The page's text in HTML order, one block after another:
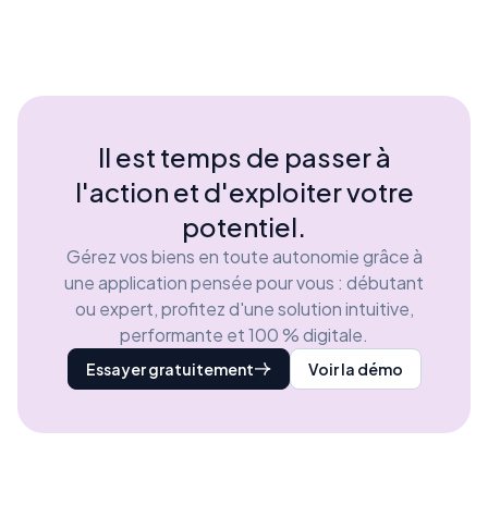
Il est temps de passer à
l'action et d'exploiter votre
potentiel.
Gérez vos biens en toute autonomie grâce à
une application pensée pour vous : débutant
ou expert, profitez d'une solution intuitive,
performante et 100 % digitale.
Essayer gratuitement Voir la démo